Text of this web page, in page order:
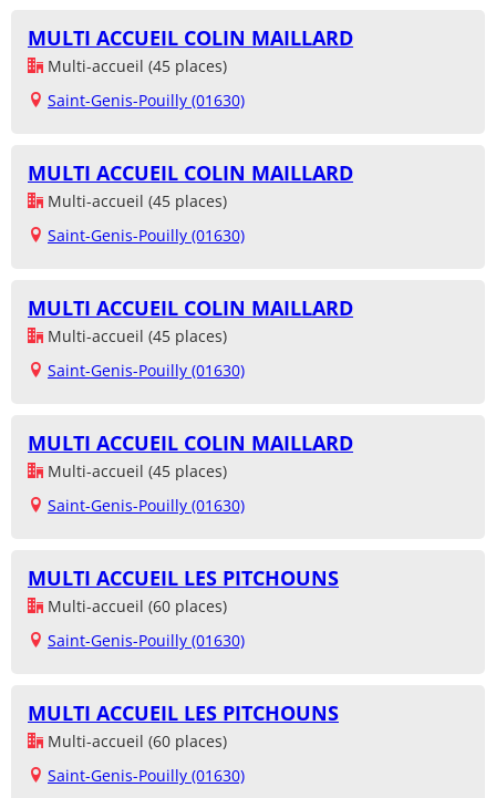
MULTI ACCUEIL COLIN MAILLARD
Multi-accueil (45 places)
Saint-Genis-Pouilly (01630)
MULTI ACCUEIL COLIN MAILLARD
Multi-accueil (45 places)
Saint-Genis-Pouilly (01630)
MULTI ACCUEIL COLIN MAILLARD
Multi-accueil (45 places)
Saint-Genis-Pouilly (01630)
MULTI ACCUEIL COLIN MAILLARD
Multi-accueil (45 places)
Saint-Genis-Pouilly (01630)
MULTI ACCUEIL LES PITCHOUNS
Multi-accueil (60 places)
Saint-Genis-Pouilly (01630)
MULTI ACCUEIL LES PITCHOUNS
Multi-accueil (60 places)
Saint-Genis-Pouilly (01630)